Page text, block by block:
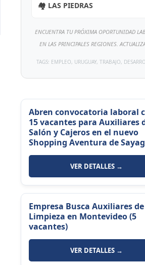
🏘️ LAS PIEDRAS
ENCUENTRA TU PRÓXIMA OPORTUNIDAD
EN LAS PRINCIPALES REGIONES.
TAGS: EMPLEO, URUGUAY, TRABAJO,
Abren convocatoria laboral
15 vacantes para Auxiliares
Salón y Cajeros en el nuevo
Shopping Aventura de
VER DETALLES →
Empresa Busca Auxiliares de
Limpieza en Montevideo (5
vacantes)
VER DETALLES →